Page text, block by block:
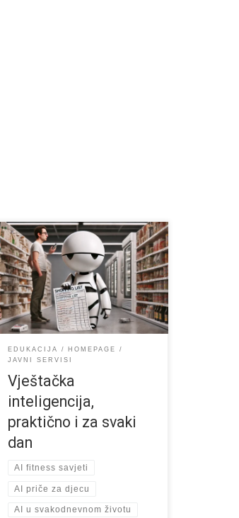
Svakodnevni AI. Ko god od vas
koristi neku društvenu mrežu — bilo
da je to Facebook, X, Instagram ili
TikTok — sigurno mu se barem
jednom u deset minuta pojavi
reklama koja obećava veliku zaradu
pomoću AI-ja ili koja […]
EDUKACIJA
HOMEPAGE
JAVNI SERVISI
Vještačka
inteligencija,
praktično i za svaki
dan
AI fitness savjeti
AI priče za djecu
AI u svakodnevnom životu